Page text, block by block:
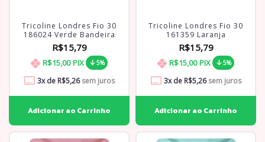
Tricoline Londres Fio 30
186024 Verde Bandeira
R$15,79
R$15,00 PIX 5%
3x de R$5,26sem juros
Tricoline Londres Fio 30
161359 Laranja
R$15,79
R$15,00 PIX 5%
3x de R$5,26sem juros